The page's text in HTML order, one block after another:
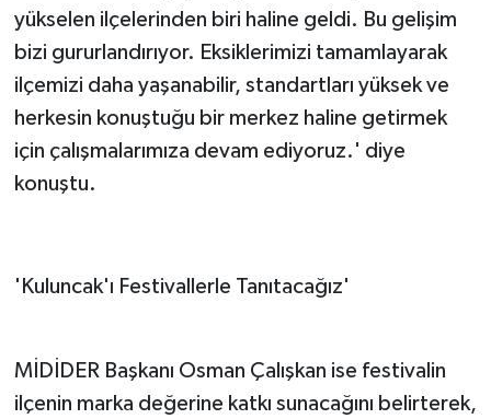
yükselen ilçelerinden biri haline geldi. Bu gelişim
bizi gururlandırıyor. Eksiklerimizi tamamlayarak
ilçemizi daha yaşanabilir, standartları yüksek ve
herkesin konuştuğu bir merkez haline getirmek
için çalışmalarımıza devam ediyoruz.' diye
konuştu.
'Kuluncak'ı Festivallerle Tanıtacağız'
MİDİDER Başkanı Osman Çalışkan ise festivalin
ilçenin marka değerine katkı sunacağını belirterek,